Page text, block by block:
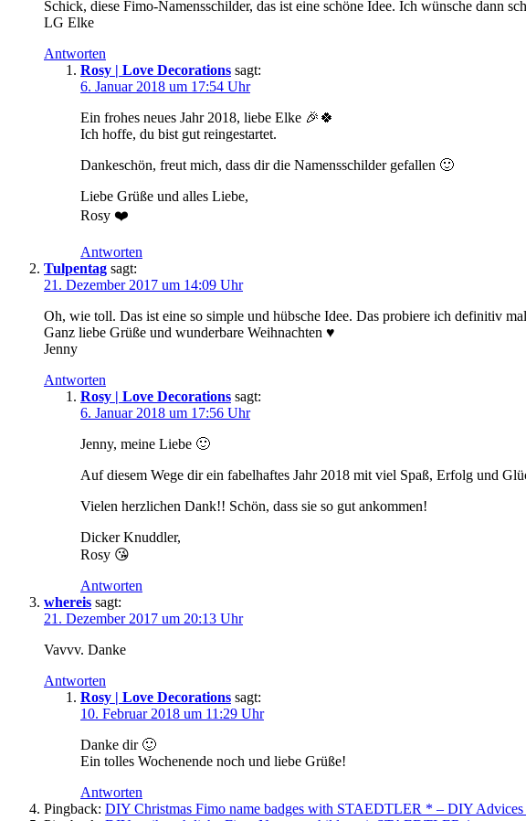
Schick, diese Fimo-Namensschilder, das ist eine schöne Idee. Ich wünsche dann
LG Elke
Antworten
Rosy | Love Decorations sagt:
6. Januar 2018 um 17:54 Uhr
Ein frohes neues Jahr 2018, liebe Elke 🎉🍀
Ich hoffe, du bist gut reingestartet.
Dankeschön, freut mich, dass dir die Namensschilder gefallen 🙂
Liebe Grüße und alles Liebe,
Rosy ❤️
Antworten
Tulpentag sagt:
21. Dezember 2017 um 14:09 Uhr
Oh, wie toll. Das ist eine so simple und hübsche Idee. Das probiere ich definitiv
Ganz liebe Grüße und wunderbare Weihnachten ♥
Jenny
Antworten
Rosy | Love Decorations sagt:
6. Januar 2018 um 17:56 Uhr
Jenny, meine Liebe 🙂
Auf diesem Wege dir ein fabelhaftes Jahr 2018 mit viel Spaß, Erfolg und
Vielen herzlichen Dank!! Schön, dass sie so gut ankommen!
Dicker Knuddler,
Rosy 😘
Antworten
whereis sagt:
21. Dezember 2017 um 20:13 Uhr
Vavvv. Danke
Antworten
Rosy | Love Decorations sagt:
10. Februar 2018 um 11:29 Uhr
Danke dir 🙂
Ein tolles Wochenende noch und liebe Grüße!
Antworten
Pingback: DIY Christmas Fimo name badges with STAEDTLER * – DIY